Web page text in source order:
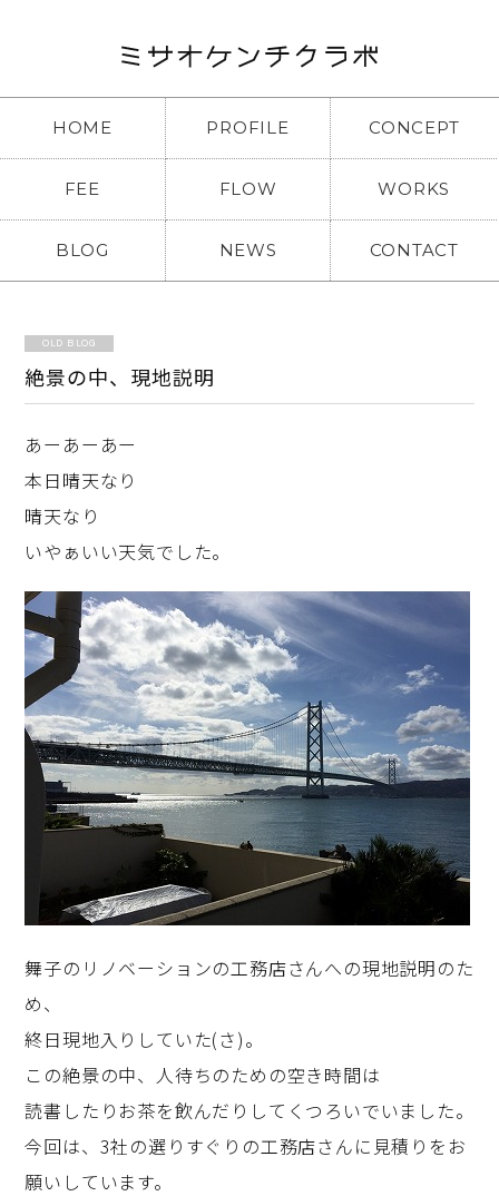
HOME PROFILE CONCEPT
FEE FLOW WORKS
BLOG NEWS CONTACT
OLD BLOG
絶景の中、現地説明
あーあーあー
本日晴天なり
晴天なり
いやぁいい天気でした。
舞子のリノベーションの工務店さんへの現地説明のた
め、
終日現地入りしていた(さ)。
この絶景の中、人待ちのための空き時間は
読書したりお茶を飲んだりしてくつろいでいました。
今回は、3社の選りすぐりの工務店さんに見積りをお
願いしています。